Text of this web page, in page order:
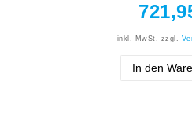
inkl. MwSt. zzgl.
In den